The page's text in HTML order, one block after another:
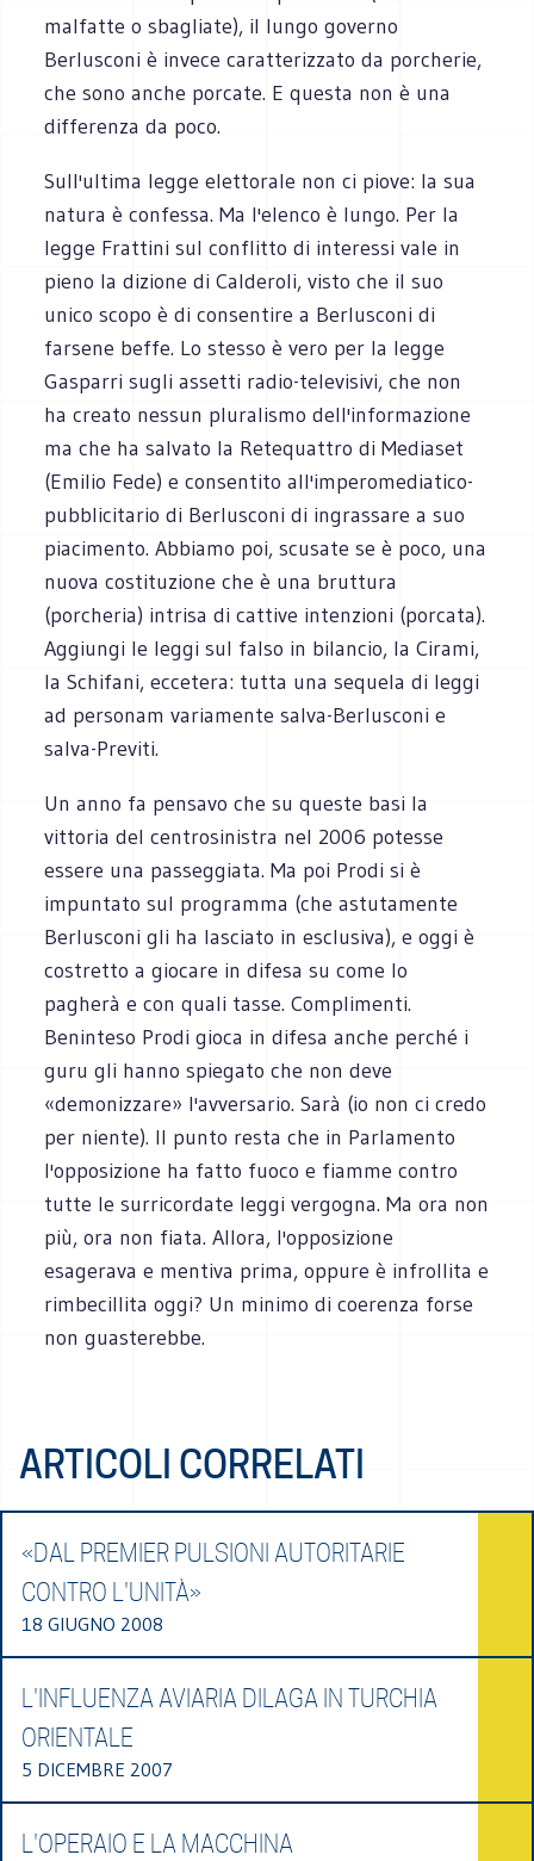
malfatte o sbagliate), il lungo governo
Berlusconi è invece caratterizzato da porcherie,
che sono anche porcate. E questa non è una
differenza da poco.
Sull'ultima legge elettorale non ci piove: la sua
natura è confessa. Ma l'elenco è lungo. Per la
legge Frattini sul conflitto di interessi vale in
pieno la dizione di Calderoli, visto che il suo
unico scopo è di consentire a Berlusconi di
farsene beffe. Lo stesso è vero per la legge
Gasparri sugli assetti radio-televisivi, che non
ha creato nessun pluralismo dell'informazione
ma che ha salvato la Retequattro di Mediaset
(Emilio Fede) e consentito all'imperomediatico-
pubblicitario di Berlusconi di ingrassare a suo
piacimento. Abbiamo poi, scusate se è poco, una
nuova costituzione che è una bruttura
(porcheria) intrisa di cattive intenzioni (porcata).
Aggiungi le leggi sul falso in bilancio, la Cirami,
la Schifani, eccetera: tutta una sequela di leggi
ad personam variamente salva-Berlusconi e
salva-Previti.
Un anno fa pensavo che su queste basi la
vittoria del centrosinistra nel 2006 potesse
essere una passeggiata. Ma poi Prodi si è
impuntato sul programma (che astutamente
Berlusconi gli ha lasciato in esclusiva), e oggi è
costretto a giocare in difesa su come lo
pagherà e con quali tasse. Complimenti.
Beninteso Prodi gioca in difesa anche perché i
guru gli hanno spiegato che non deve
«demonizzare» l'avversario. Sarà (io non ci credo
per niente). Il punto resta che in Parlamento
l'opposizione ha fatto fuoco e fiamme contro
tutte le surricordate leggi vergogna. Ma ora non
più, ora non fiata. Allora, l'opposizione
esagerava e mentiva prima, oppure è infrollita e
rimbecillita oggi? Un minimo di coerenza forse
non guasterebbe.
ARTICOLI CORRELATI
«DAL PREMIER PULSIONI AUTORITARIE
CONTRO L'UNITÀ»
18 GIUGNO 2008
L'INFLUENZA AVIARIA DILAGA IN TURCHIA
ORIENTALE
5 DICEMBRE 2007
L'OPERAIO E LA MACCHINA